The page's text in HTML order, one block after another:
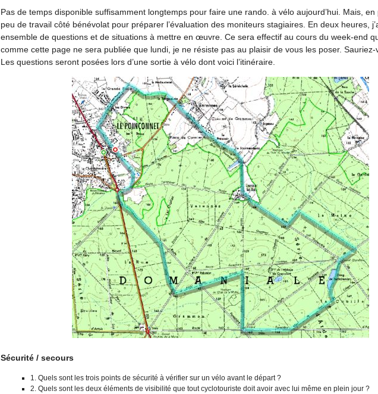
Pas de temps disponible suffisamment longtemps pour faire une rando. à vélo aujourd’hui. Mais, en
peu de travail côté bénévolat pour préparer l’évaluation des moniteurs stagiaires. En deux heures,
ensemble de questions et de situations à mettre en œuvre. Ce sera effectif au cours du week-end
comme cette page ne sera publiée que lundi, je ne résiste pas au plaisir de vous les poser.
Les questions seront posées lors d’une sortie à vélo dont voici l’itinéraire.
Sécurité / secours
1. Quels sont les trois points de sécurité à vérifier sur un vélo avant le départ ?
2. Quels sont les deux éléments de visibilité que tout cyclotouriste doit avoir avec lui même en plein jour ?